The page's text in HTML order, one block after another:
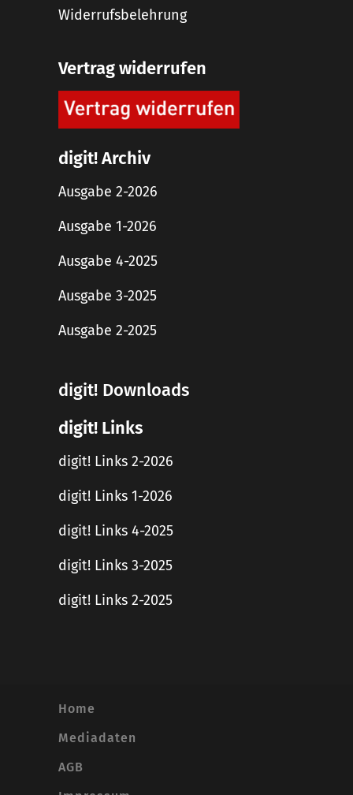
Widerrufsbelehrung
Vertrag widerrufen
digit! Archiv
Ausgabe 2-2026
Ausgabe 1-2026
Ausgabe 4-2025
Ausgabe 3-2025
Ausgabe 2-2025
digit! Downloads
digit! Links
digit! Links 2-2026
digit! Links 1-2026
digit! Links 4-2025
digit! Links 3-2025
digit! Links 2-2025
Home
Mediadaten
AGB